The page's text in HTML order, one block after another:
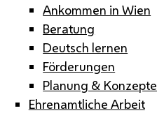
Ankommen in Wien
Beratung
Deutsch lernen
Förderungen
Planung & Konzepte
Ehrenamtliche Arbeit